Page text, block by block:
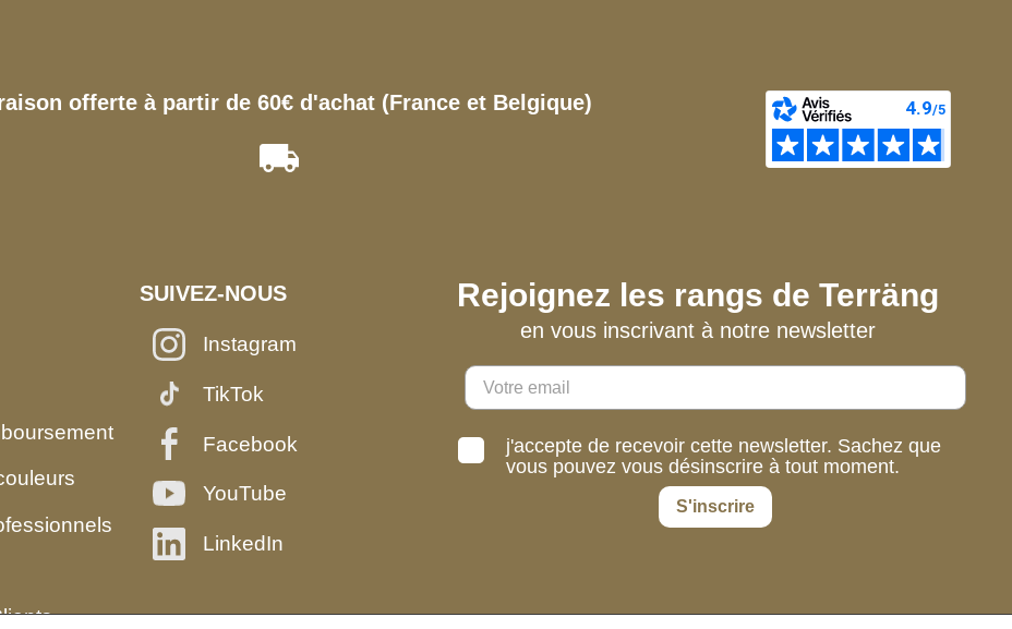
offerte à partir de 60€ d'achat (France et Belgique)
SUIVEZ-NOUS
Instagram
TikTok
Facebook
YouTube
LinkedIn
Rejoignez les rangs de Terräng
en vous inscrivant à notre newsletter
j'accepte de recevoir cette newsletter. Sachez que
vous pouvez vous désinscrire à tout moment.
S'inscrire